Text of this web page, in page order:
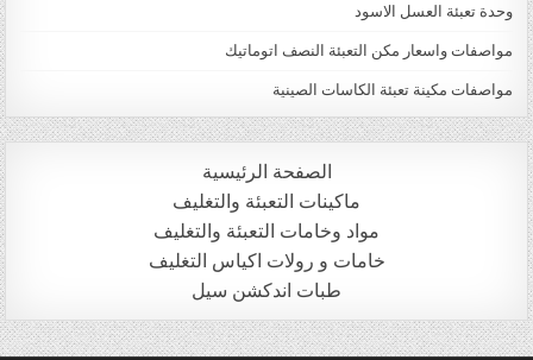
وحدة تعبئة العسل الاسود
مواصفات واسعار مكن التعبئة النصف اتوماتيك
مواصفات مكينة تعبئة الكاسات الصينية
الصفحة الرئيسية
ماكينات التعبئة والتغليف
مواد وخامات التعبئة والتغليف
خامات و رولات اكياس التغليف
طبات اندكشن سيل